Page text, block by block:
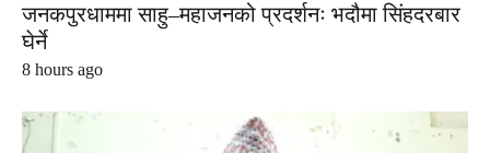
जनकपुरधाममा साहु–महाजनको प्रदर्शनः भदौमा सिंहदरबार
घेर्ने
8 hours ago